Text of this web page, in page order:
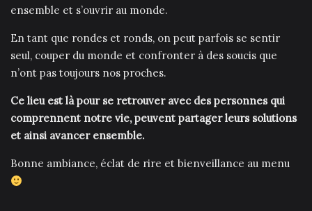
ensemble et s’ouvrir au monde.
En tant que rondes et ronds, on peut parfois se sentir
seul, couper du monde et confronter à des soucis que
n’ont pas toujours nos proches.
Ce lieu est là pour se retrouver avec des personnes qui
comprennent notre vie, peuvent partager leurs solutions
et ainsi avancer ensemble.
Bonne ambiance, éclat de rire et bienveillance au menu